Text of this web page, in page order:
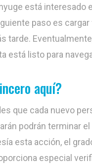
está interesado
paso es
tarde.
está listo para
aquí?
que cada nuevo
podrán terminar
esta acción, el
especial